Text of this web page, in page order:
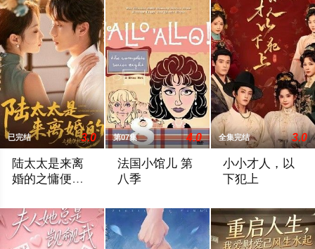
已完结 3.0
陆太太是来离
婚的之慵便枕
第07集 4.0
法国小馆儿 第
八季
全集完结 3.0
小小才人，以
下犯上